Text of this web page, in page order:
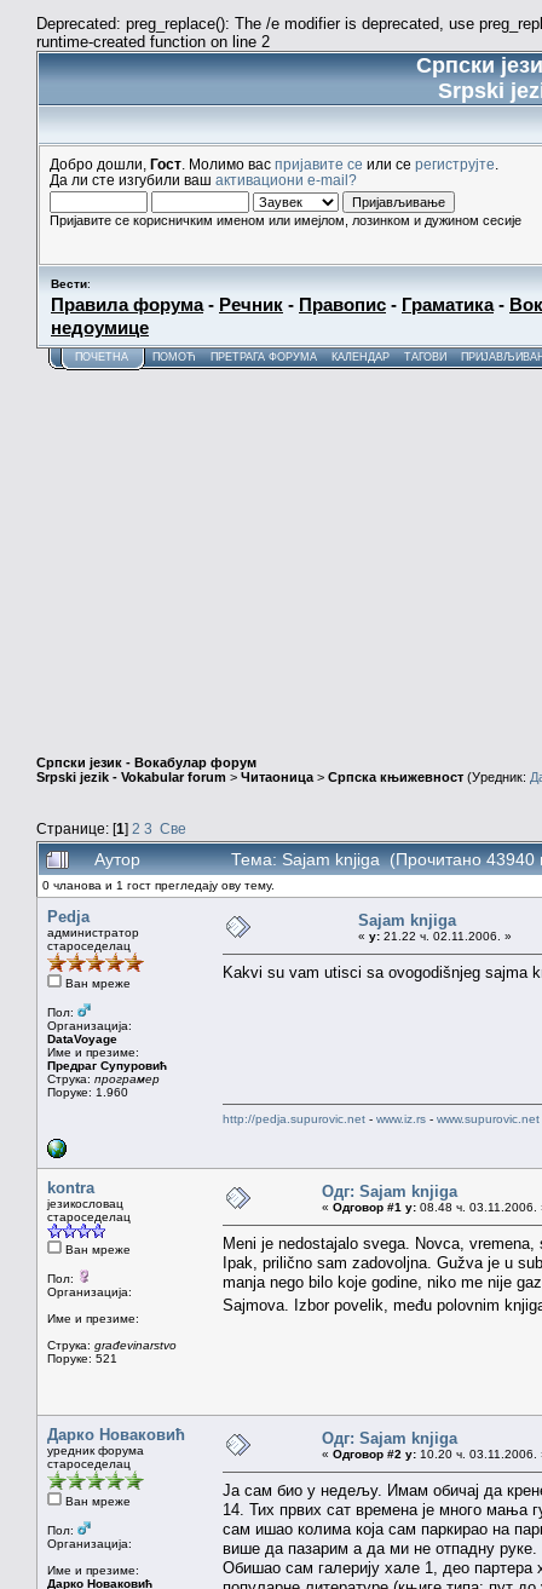
Deprecated: preg_replace(): The /e modifier is deprecated, use
runtime-created function on line 2
Српски
Srpski
Добро дошли, Гост . Молимо вас пријавите се или се региструјте
Да ли сте изгубили ваш активациони e-mail?
Пријавите се корисничким именом или имејлом, лозинком и дужином сесије
Вести:
Правила форума- Речник - Правопис - Граматика-
недоумице
ПОЧЕТНА ПОМОЋ ПРЕТРАГА ФОРУМА КАЛЕНДАР ТАГОВИ
Српски језик - Вокабулар форум
Srpski jezik - Vokabular forum > Читаоница > Српска књижевност (Уредник:
Странице: [1] 2 3 Све
Аутор Тема: Sajam knjiga (Прочитано 43940
0 чланова и 1 гост прегледају ову тему.
Pedja
администратор
староседелац
Ван мреже
Пол:
Организација:
DataVoyage
Име и презиме:
Предраг Супуровић
Струка: програмер
Поруке: 1.960
Sajam knjiga
« у: 21.22 ч. 02.11.2006. »
Kakvi su vam utisci sa ovogodišnjeg sajma
http://pedja.supurovic.net - www.iz.rs - www.supurovic.net
kontra
језикословац
староседелац
Ван мреже
Пол:
Организација:
Име и презиме:
Струка: građevinarstvo
Поруке: 521
Одг: Sajam knjiga
« Одговор #1 у: 08.48 ч. 03.11.2006.
Meni je nedostajalo svega. Novca, vremena,
Ipak, prilično sam zadovoljna. Gužva je u
manja nego bilo koje godine, niko me nije
Sajmova. Izbor povelik, među polovnim
Дарко Новаковић
уредник форума
староседелац
Ван мреже
Пол:
Организација:
Име и презиме:
Дарко Новаковић
Одг: Sajam knjiga
« Одговор #2 у: 10.20 ч. 03.11.2006.
Ја сам био у недељу. Имам обичај да
14. Тих првих сат времена је много мања
сам ишао колима која сам паркирао на
више да пазарим а да ми не отпадну руке.
Обишао сам галерију хале 1, део